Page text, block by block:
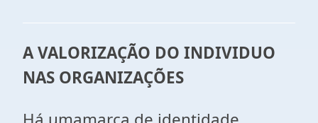
A VALORIZAÇÃO DO INDIVIDUO
NAS ORGANIZAÇÕES